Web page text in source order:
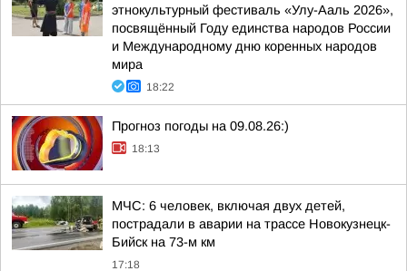
этнокультурный фестиваль «Улу-Ааль 2026»,
посвящённый Году единства народов России
и Международному дню коренных народов
мира
18:22
Прогноз погоды на 09.08.26:)
18:13
МЧС: 6 человек, включая двух детей,
пострадали в аварии на трассе Новокузнецк-
Бийск на 73-м км
17:18